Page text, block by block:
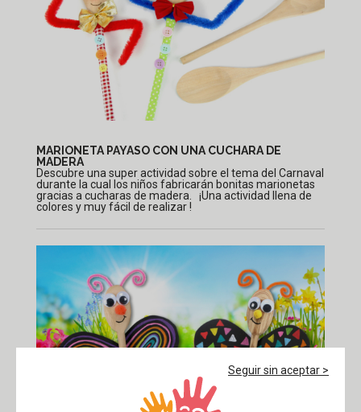
MARIONETA PAYASO CON UNA CUCHARA DE
MADERA
Descubre una super actividad sobre el tema del Carnaval
durante la cual los niños fabricarán bonitas marionetas
gracias a cucharas de madera. ¡Una actividad llena de
colores y muy fácil de realizar !
Seguir sin aceptar >